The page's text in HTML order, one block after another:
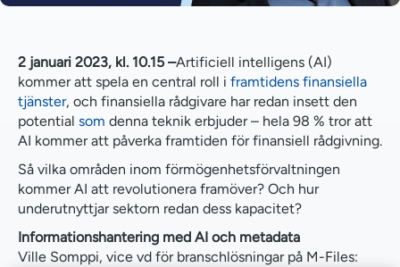
2 januari 2023, kl. 10.15 –Artificiell intelligens (AI)
kommer att spela en central roll i framtidens finansiella
tjänster, och finansiella rådgivare har redan insett den
potential som denna teknik erbjuder – hela 98 % tror att
AI kommer att påverka framtiden för finansiell rådgivning.
Så vilka områden inom förmögenhetsförvaltningen
kommer AI att revolutionera framöver? Och hur
underutnyttjar sektorn redan dess kapacitet?
Informationshantering med AI och metadata
Ville Somppi, vice vd för branschlösningar på M-Files: